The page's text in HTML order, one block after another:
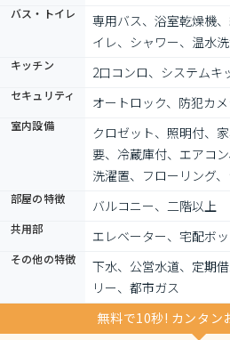
バス・トイレ
専用バス、浴室乾燥機
イレ、シャワー、温水
キッチン 2口コンロ、システムキ
セキュリティ オートロック、防犯カメ
室内設備
クロゼット、照明付、
要、冷蔵庫付、エアコ
洗濯置、フローリング
部屋の特徴 バルコニー、二階以上
共用部 エレベーター、宅配ボ
その他の特徴
下水、公営水道、定期
リー、都市ガス
無料で10秒! カンタン